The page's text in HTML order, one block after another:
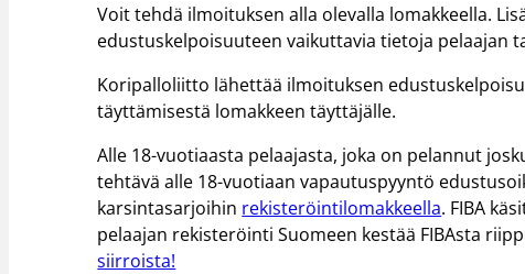
Voit tehdä ilmoituksen alla olevalla lomakkeella.
edustuskelpoisuuteen vaikuttavia tietoja pelaajan
Koripalloliitto lähettää ilmoituksen
täyttämisestä lomakkeen täyttäjälle.
Alle 18-vuotiaasta pelaajasta, joka on pelannut
tehtävä alle 18-vuotiaan vapautuspyyntö
karsintasarjoihin rekisteröintilomakkeella. FIBA
pelaajan rekisteröinti Suomeen kestää FIBAsta
siirroista!